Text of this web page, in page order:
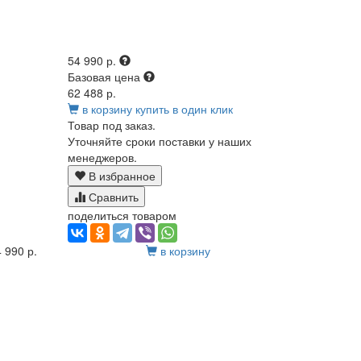
54 990 р.
Базовая цена
62 488 р.
в корзину купить в один клик
Товар под заказ.
Уточняйте сроки поставки у наших
менеджеров.
В избранное
Сравнить
поделиться товаром
990 р. в корзину